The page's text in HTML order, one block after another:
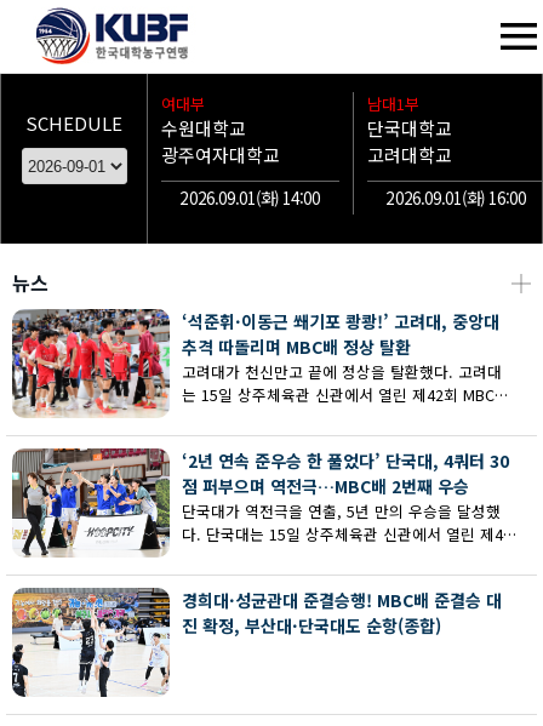
SCHEDULE
여대부
수원대학교
광주여자대학교
2026.09.01(화) 14:00
남대1부
단국대학교
고려대학교
2026.09.01(화) 16:00
뉴스 ┼
‘석준휘·이동근 쐐기포 쾅쾅!’ 고려대, 중앙대
추격 따돌리며 MBC배 정상 탈환
고려대가 천신만고 끝에 정상을 탈환했다. 고려대
는 15일 상주체육관 신관에서 열린 제42회 MBC배
추격을 따돌리며 73-62로 승리했다.
‘2년 연속 준우승 한 풀었다’ 단국대, 4쿼터 30
점 퍼부으며 역전극…MBC배 2번째 우승
단국대가 역전극을 연출, 5년 만의 우승을 달성했
다. 단국대는 15일 상주체육관 신관에서 열린 제42
서 부산대에 73-67로 역전승했다.
경희대·성균관대 준결승행! MBC배 준결승 대
진 확정, 부산대·단국대도 순항(종합)